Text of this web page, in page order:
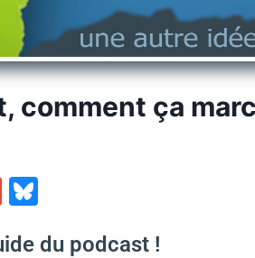
comment ça
G
ai e
du podcast !